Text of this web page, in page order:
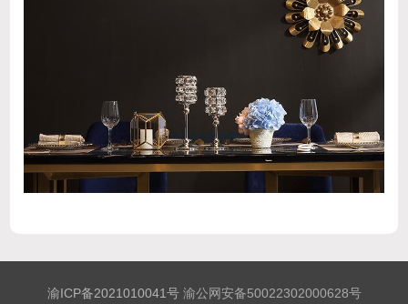
渝ICP备2021010041号渝公网安备50022302000628号